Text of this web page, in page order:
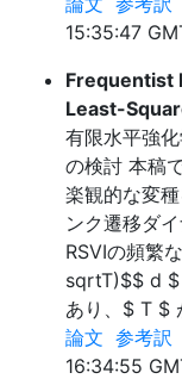
15:35:47
Frequentist
Least-
有限水平強
の検討 本稿
楽観的な変
ンク遷移ダ
RSVIの頻繁
sqrtT)$$ d $
あり、$ T $
論文 参考訳
16:34:55